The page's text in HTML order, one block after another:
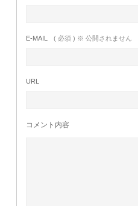
E-MAIL ( 必須 ) ※ 公開されません
URL
コメント内容